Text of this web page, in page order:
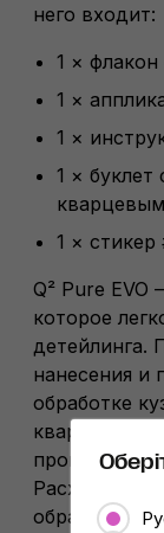
него входит:
1 ×
1 ×
1 ×
1 ×
1 × стикер
Q² Pure
которое
детейлинга.
нанесения и
обработке
кварцевого
Расход Q²
обработку